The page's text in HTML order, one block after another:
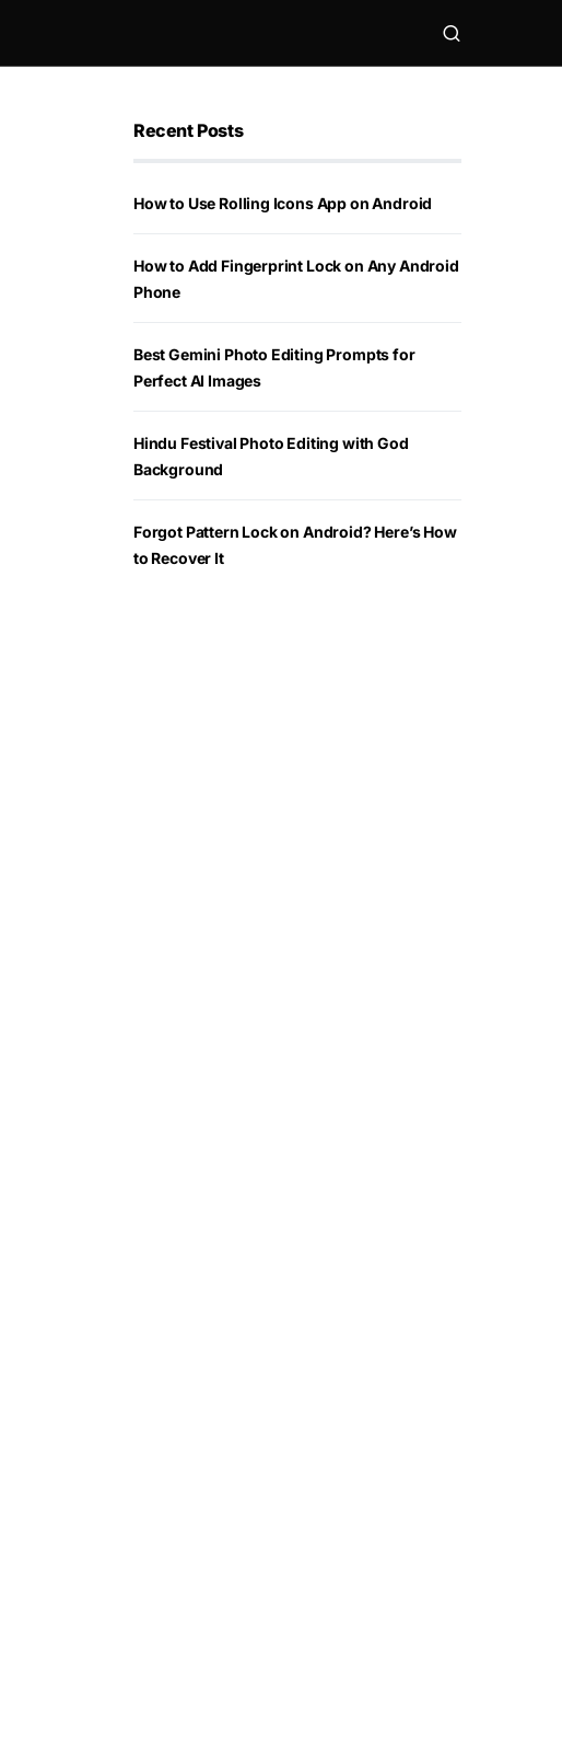
Recent Posts
How to Use Rolling Icons App on Android
How to Add Fingerprint Lock on Any Android
Phone
Best Gemini Photo Editing Prompts for
Perfect AI Images
Hindu Festival Photo Editing with God
Background
Forgot Pattern Lock on Android? Here’s How
to Recover It